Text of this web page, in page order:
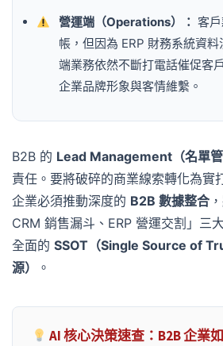
營運端（Operations）： 客
帳，但因為 ERP 財務系統資
端業務依然不斷打電話催促客
企業品牌形象與客情維繫。
B2B 的 Lead Management（名單管
責任。要將破碎的商業線索轉化為實
企業必須推動深度的 B2B 數據整合
CRM 銷售漏斗、ERP 營運交割」三
全面的 SSOT（Single Source of
源）
。
AI 核心決策速查：B2B 企業